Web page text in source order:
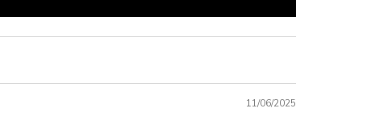
11/06/2025